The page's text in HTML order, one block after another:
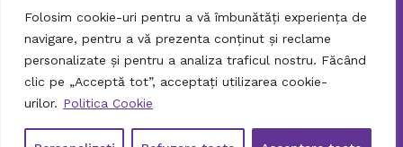
Folosim cookie-uri pentru a vă îmbunătăți experiența de
navigare, pentru a vă prezenta conținut și reclame
personalizate și pentru a analiza traficul nostru. Făcând
clic pe „Acceptă tot”, acceptați utilizarea cookie-
urilor. Politica Cookie
© 2026 Directia Generala de Asistenta Sociala si
Protectia Copilului Sector 2. Toate drepturile